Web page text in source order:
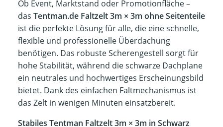
Ob Event, Marktstand oder Promotionfläche –
das Tentman.de Faltzelt 3m × 3m ohne Seitenteile
ist die perfekte Lösung für alle, die eine schnelle,
flexible und professionelle Überdachung
benötigen. Das robuste Scherengestell sorgt für
hohe Stabilität, während die schwarze Dachplane
ein neutrales und hochwertiges Erscheinungsbild
bietet. Dank des einfachen Faltmechanismus ist
das Zelt in wenigen Minuten einsatzbereit.
Stabiles Tentman Faltzelt 3m × 3m in Schwarz